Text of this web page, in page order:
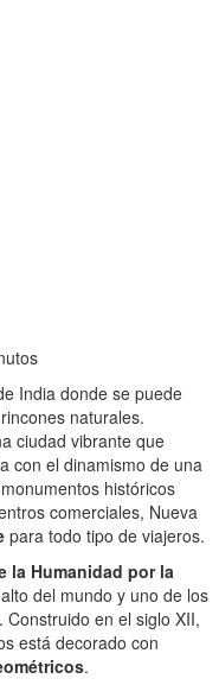
India donde se puede
naturales.
ciudad vibrante que
con el dinamismo de una
históricos
comerciales, Nueva
para todo tipo de viajeros.
la Humanidad por la
del mundo y uno de los
en el siglo XII,
está decorado con
.